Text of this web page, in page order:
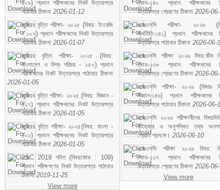
১০৯) প্রধান পরীক্ষকদের নিকট উত্তরপত্র
পাঠাবার ঠিকানা 2026-01-12
জুনিয়র বৃত্তি পরীক্ষা- ২০২৫ (বিষয়: ইংরেজি
- ১০৭) প্রধান পরীক্ষকদের নিকট উত্তরপত্র
পাঠাবার ঠিকানা 2026-01-07
জুনিয়র বৃত্তি পরীক্ষা- ২০২৫ (বিষয়:
বাংলাদেশ ও বিশ্ব পরিচয় - ১৫০) প্রধান
পরীক্ষকদের নিকট উত্তরপত্র পাঠাবার ঠিকানা
2026-01-05
জুনিয়র বৃত্তি পরীক্ষা- ২০২৫ (বিষয়: বিজ্ঞান -
১২৭) প্রধান পরীক্ষকদের নিকট উত্তরপত্র
পাঠাবার ঠিকানা 2026-01-05
জুনিয়র বৃত্তি পরীক্ষা- ২০২৫(বিষয়: বাংলা -
১০১) প্রধান পরীক্ষকদের নিকট উত্তরপত্র
পাঠাবার ঠিকানা 2026-01-05
JSC 2019 গনিত (বিষয়কোড : 109)
প্রধান পরীক্ষগণের নিকট উত্তরপত্র পাঠাবার
ঠিকানা2019-11-25
View more
কোড-১৪০ প্রধান পরীক্ষকদের
উত্তরপত্র প্রেরণের ঠিকানা 2026-
এসএসসি পরীক্ষা- ২০২৬
অর্থনীতি-১৪১) প্রধান পরীক্ষকদের
উত্তরপত্র পাঠাবার ঠিকানা 2026-06-
এসএসসি পরীক্ষা ২০২৬ বিষয়:জীব
কোড-১৩৮ প্রধান পরীক্ষকদের
উত্তরপত্র প্রেরণের ঠিকানা 2026-
এসএসসি পরীক্ষা- ২০২৬ (বিষয়ঃ
বিজ্ঞান-১৪৬) প্রধান পরীক্ষকদের
উত্তরপত্র পাঠাবার ঠিকানা 2026-06-
এসএসসি ২০২৬ পরীক্ষার্থীদের
বহিষ্কার ও অনুপস্থিত তথ্য
প্রেরণ প্রসঙ্গে। 2026-06-10
এসএসসি পরীক্ষা ২০২৬ বিষয়:
কোড-১২৭ প্রধান পরীক্ষকদের
উত্তরপত্র প্রেরণের ঠিকানা 2026-
View more